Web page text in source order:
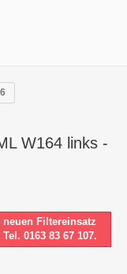
W164 links -
Filtereinsatz
0163 83 67 107.